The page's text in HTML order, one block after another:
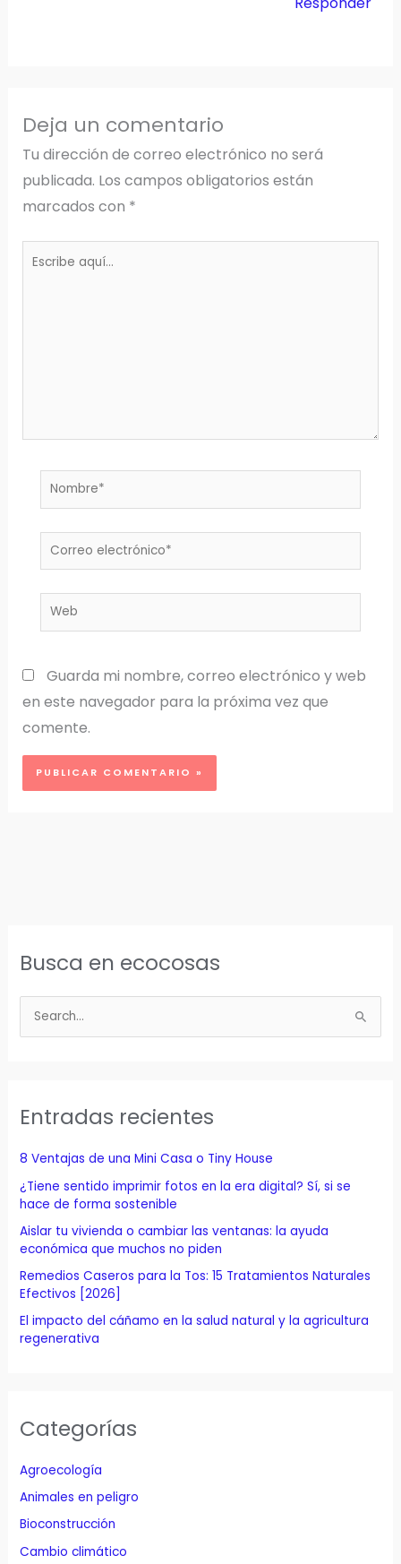
Deja un comentario
Tu dirección de correo electrónico no será
publicada. Los campos obligatorios están
marcados con *
Escribe
Nombre*
Correo
electrónico*
Web
Guarda mi nombre, correo electrónico y web
en este navegador para la próxima vez que
comente.
Busca en ecocosas
r
p
r
:
Entradas recientes
8 Ventajas de una Mini Casa o Tiny House
¿Tiene sentido imprimir fotos en la era digital? Sí, si se
hace de forma sostenible
Aislar tu vivienda o cambiar las ventanas: la ayuda
económica que muchos no piden
Remedios Caseros para la Tos: 15 Tratamientos Naturales
Efectivos [2026]
El impacto del cáñamo en la salud natural y la agricultura
regenerativa
Categorías
Agroecología
Animales en peligro
Bioconstrucción
Cambio climático